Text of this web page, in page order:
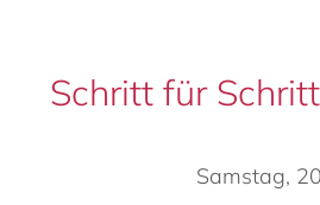
Schritt für
Samstag,